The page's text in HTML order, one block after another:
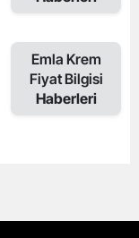
Emla Krem
Fiyat Bilgisi
Haberleri